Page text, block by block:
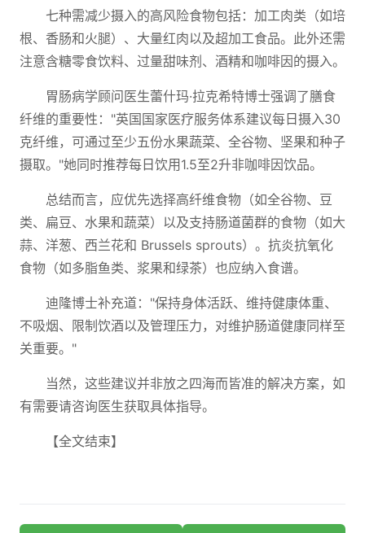
七种需减少摄入的高风险食物包括：加工肉类（如培
根、香肠和火腿）、大量红肉以及超加工食品。此外还需
注意含糖零食饮料、过量甜味剂、酒精和咖啡因的摄入。
胃肠病学顾问医生蕾什玛·拉克希特博士强调了膳食
纤维的重要性："英国国家医疗服务体系建议每日摄入30
克纤维，可通过至少五份水果蔬菜、全谷物、坚果和种子
摄取。"她同时推荐每日饮用1.5至2升非咖啡因饮品。
总结而言，应优先选择高纤维食物（如全谷物、豆
类、扁豆、水果和蔬菜）以及支持肠道菌群的食物（如大
蒜、洋葱、西兰花和 Brussels sprouts）。抗炎抗氧化
食物（如多脂鱼类、浆果和绿茶）也应纳入食谱。
迪隆博士补充道："保持身体活跃、维持健康体重、
不吸烟、限制饮酒以及管理压力，对维护肠道健康同样至
关重要。"
当然，这些建议并非放之四海而皆准的解决方案，如
有需要请咨询医生获取具体指导。
【全文结束】